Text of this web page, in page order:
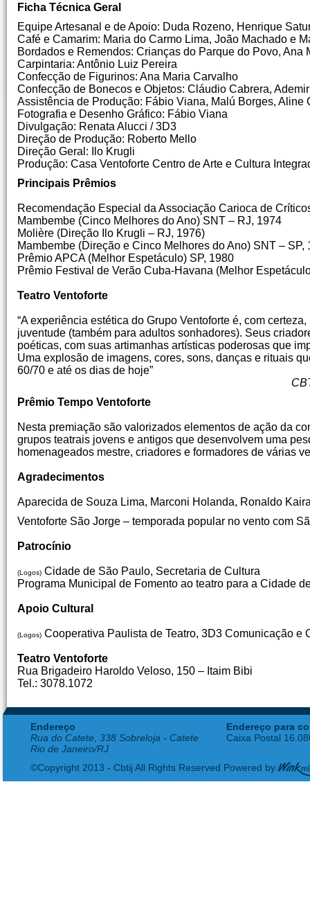
Ficha Técnica Geral
Equipe Artesanal e de Apoio: Duda Rozeno, Henrique
Café e Camarim: Maria do Carmo Lima, João Machado e
Bordados e Remendos: Crianças do Parque do Povo,
Carpintaria: Antônio Luiz Pereira
Confecção de Figurinos: Ana Maria Carvalho
Confecção de Bonecos e Objetos: Cláudio Cabrera,
Assistência de Produção: Fábio Viana, Malú Borges, Aline
Fotografia e Desenho Gráfico: Fábio Viana
Divulgação: Renata Alucci / 3D3
Direção de Produção: Roberto Mello
Direção Geral: Ilo Krugli
Produção: Casa Ventoforte Centro de Arte e Cultura
Principais Prêmios
Recomendação Especial da Associação Carioca de
Mambembe (Cinco Melhores do Ano) SNT – RJ, 1974
Molière (Direção Ilo Krugli – RJ, 1976)
Mambembe (Direção e Cinco Melhores do Ano) SNT – SP,
Prêmio APCA (Melhor Espetáculo) SP, 1980
Prêmio Festival de Verão Cuba-Havana (Melhor
Teatro Ventoforte
“A experiência estética do Grupo Ventoforte é, com
juventude (também para adultos sonhadores). Seus
poéticas, com suas artimanhas artísticas poderosas que
Uma explosão de imagens, cores, sons, danças e rituais
60/70 e até os dias de hoje”
CBTIJ – Centro Brasileiro de
Prêmio Tempo Ventoforte
Nesta premiação são valorizados elementos de ação da
grupos teatrais jovens e antigos que desenvolvem uma
homenageados mestre, criadores e formadores de várias
Agradecimentos
Aparecida de Souza Lima, Marconi Holanda, Ronaldo
Ventoforte São Jorge – temporada popular no vento com
Patrocínio
(Logos) Cidade de São Paulo, Secretaria de Cultura
Programa Municipal de Fomento ao teatro para a Cidade
Apoio Cultural
(Logos) Cooperativa Paulista de Teatro, 3D3 Comunicação
Teatro Ventoforte
Rua Brigadeiro Haroldo Veloso, 150 – Itaim Bibi
Tel.: 3078.1072
Endereço
Rua do Catete, 338 Sobreloja - Catete
Rio de Janeiro/RJ
Endereço para
Caixa Postal
©Copyright 2013 - Cbtij All Rights Reserved Powered by: